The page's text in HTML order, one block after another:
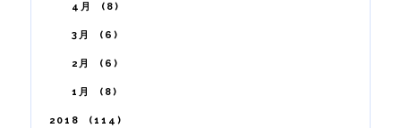
4月 8
3月 6
2月 6
1月 8
2018 114